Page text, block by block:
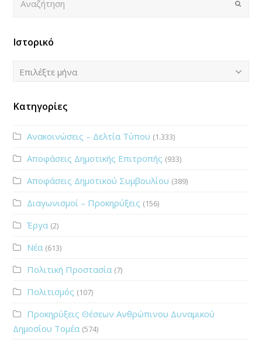
Submit
Ιστορικό
Ιστορικό
Επιλέξτε μήνα
Κατηγορίες
Ανακοινώσεις – Δελτία Τύπου (1.333)
Αποφάσεις Δημοτικής Επιτροπής (933)
Αποφάσεις Δημοτικού Συμβουλίου (389)
Διαγωνισμοί – Προκηρύξεις (156)
Έργα (2)
Νέα (613)
Πολιτική Προστασία (7)
Πολιτισμός (107)
Προκηρύξεις Θέσεων Ανθρώπινου Δυναμικού
Δημοσίου Τομέα (574)